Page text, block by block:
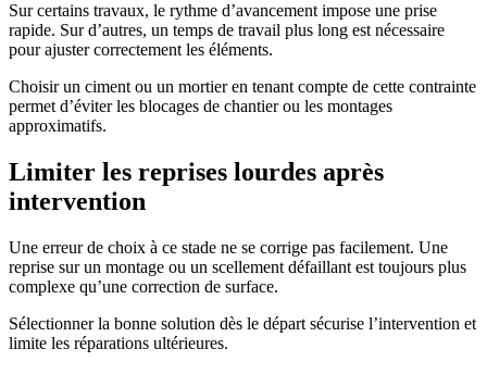
Sur certains travaux, le rythme d’avancement impose une prise
rapide. Sur d’autres, un temps de travail plus long est nécessaire
pour ajuster correctement les éléments.
Choisir un ciment ou un mortier en tenant compte de cette contrainte
permet d’éviter les blocages de chantier ou les montages
approximatifs.
Limiter les reprises lourdes après
intervention
Une erreur de choix à ce stade ne se corrige pas facilement. Une
reprise sur un montage ou un scellement défaillant est toujours plus
complexe qu’une correction de surface.
Sélectionner la bonne solution dès le départ sécurise l’intervention et
limite les réparations ultérieures.